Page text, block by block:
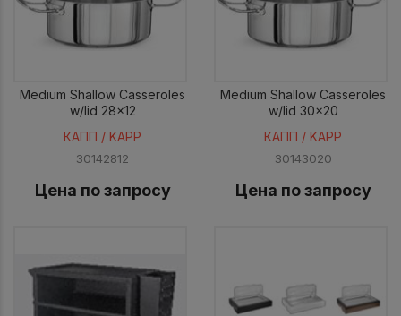
Medium Shallow Casseroles
w/lid 28x12
КАПП / KAPP
30142812
Цена по запросу
Medium Shallow Casseroles
w/lid 30x20
КАПП / KAPP
30143020
Цена по запросу